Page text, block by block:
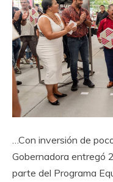
…Con inversión de
Gobernadora entregó
parte del Programa